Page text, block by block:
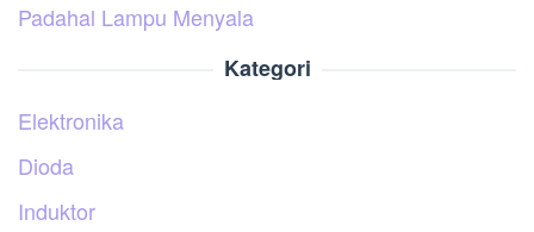
Padahal Lampu Menyala
Kategori
Elektronika
Dioda
Induktor